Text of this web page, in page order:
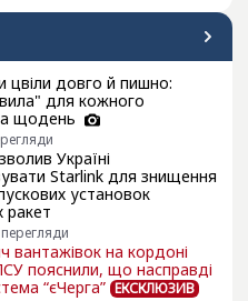
довго й пишно:
для кожного
щодень
Україні
Starlink для знищення
установок
ракет
перегляди
вантажівок на кордоні
пояснили, що насправді
“єЧерга” ЕКСКЛЮЗИВ